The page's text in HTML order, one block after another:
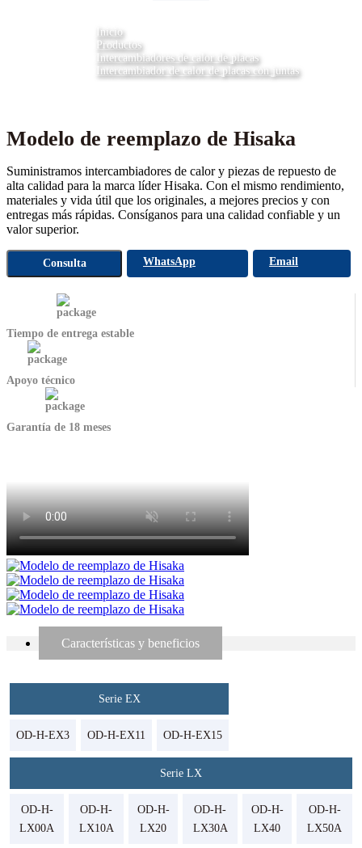
Inicio
Productos
Intercambiadores de calor de placas
Intercambiador de calor de placas con juntas
Modelo de reemplazo de Hisaka
Suministramos intercambiadores de calor y piezas de repuesto de
alta calidad para la marca líder Hisaka. Con el mismo rendimiento,
materiales y vida útil que los originales, a mejores precios y con
entregas más rápidas. Consíganos para una calidad confiable y un
valor superior.
Consulta WhatsApp Email
Tiempo de entrega estable
Apoyo técnico
Garantía de 18 meses
Características y beneficios
Serie EX
OD-H-EX3 OD-H-EX11 OD-H-EX15
Serie LX
OD-H-
LX00A
OD-H-
LX10A
OD-H-
LX20
OD-H-
LX30A
OD-H-
LX40
OD-H-
LX50A